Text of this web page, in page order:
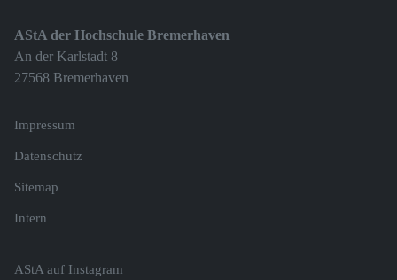
AStA der Hochschule Bremerhaven
An der Karlstadt 8
27568 Bremerhaven
Impressum
Datenschutz
Sitemap
Intern
AStA auf Instagram